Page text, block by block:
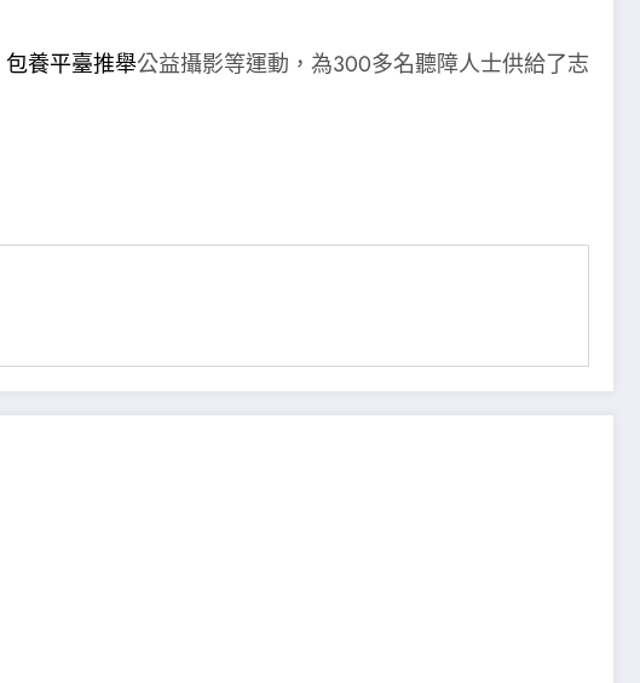
包養平臺推舉公益攝影等運動，為300多名聽障人士供給了志